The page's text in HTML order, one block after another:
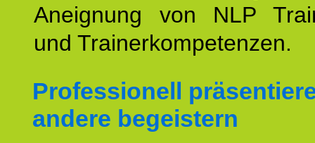
Aneignung von NLP
und Trainerkompetenzen.
Professionell
andere begeistern